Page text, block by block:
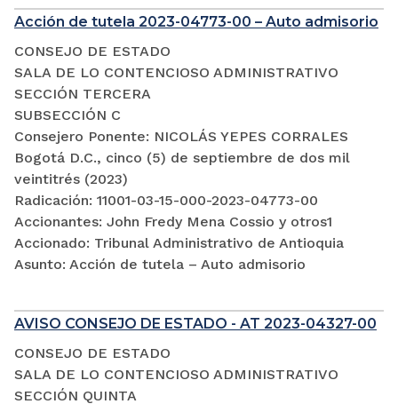
Acción de tutela 2023-04773-00 – Auto admisorio
CONSEJO DE ESTADO
SALA DE LO CONTENCIOSO ADMINISTRATIVO
SECCIÓN TERCERA
SUBSECCIÓN C
Consejero Ponente: NICOLÁS YEPES CORRALES
Bogotá D.C., cinco (5) de septiembre de dos mil
veintitrés (2023)
Radicación: 11001-03-15-000-2023-04773-00
Accionantes: John Fredy Mena Cossio y otros1
Accionado: Tribunal Administrativo de Antioquia
Asunto: Acción de tutela – Auto admisorio
AVISO CONSEJO DE ESTADO - AT 2023-04327-00
CONSEJO DE ESTADO
SALA DE LO CONTENCIOSO ADMINISTRATIVO
SECCIÓN QUINTA